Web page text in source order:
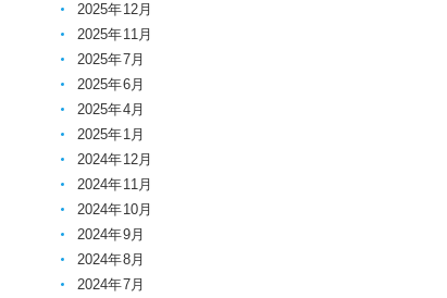
2025年12月
2025年11月
2025年7月
2025年6月
2025年4月
2025年1月
2024年12月
2024年11月
2024年10月
2024年9月
2024年8月
2024年7月